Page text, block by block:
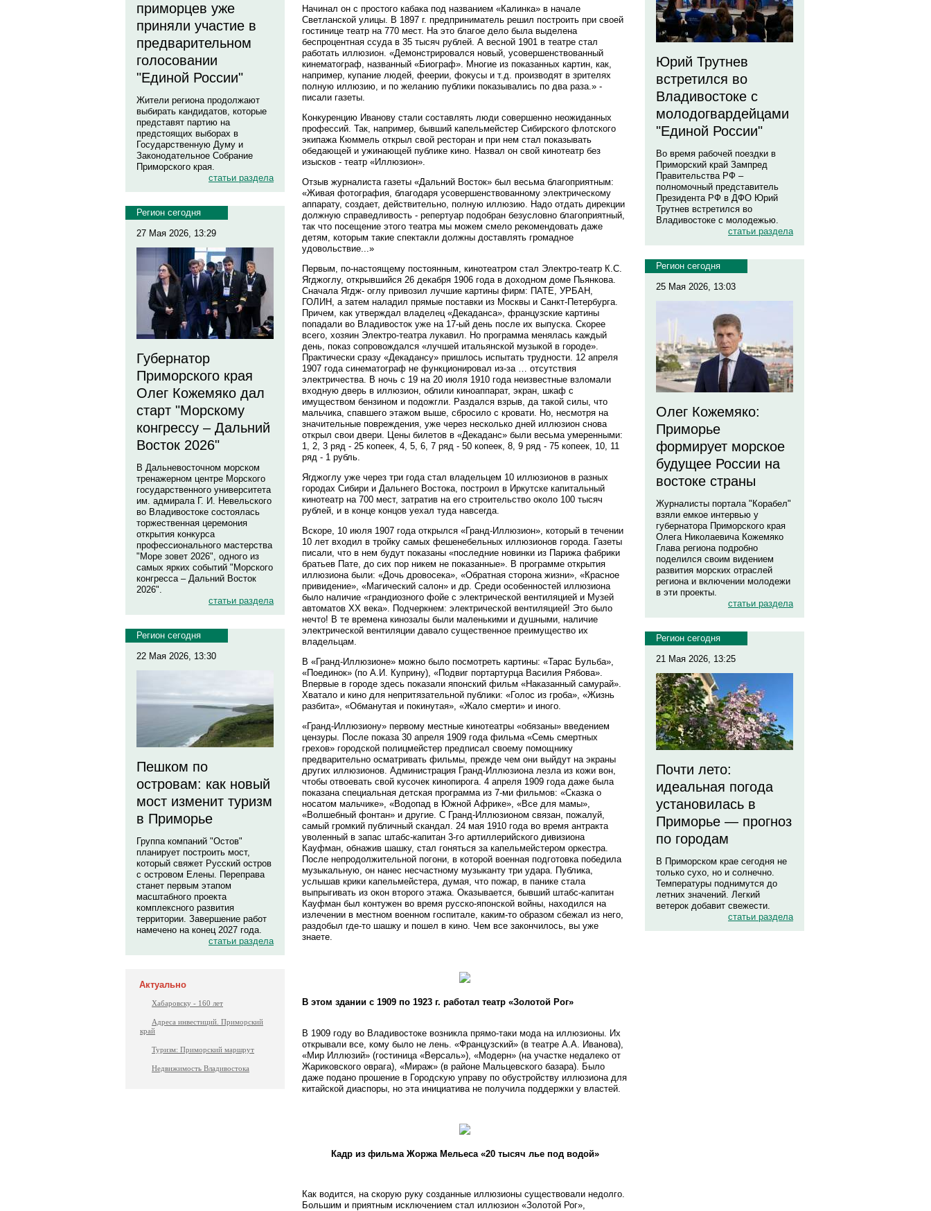
приморцев уже
приняли участие в
предварительном
голосовании
"Единой России"
Жители региона продолжают
выбирать кандидатов, которые
представят партию на
предстоящих выборах в
Государственную Думу и
Законодательное Собрание
Приморского края.
статьи раздела
Регион сегодня
27 Мая 2026, 13:29
Губернатор
Приморского края
Олег Кожемяко дал
старт "Морскому
конгрессу – Дальний
Восток 2026"
В Дальневосточном морском
тренажерном центре Морского
государственного университета
им. адмирала Г. И. Невельского
во Владивостоке состоялась
торжественная церемония
открытия конкурса
профессионального мастерства
"Море зовет 2026", одного из
самых ярких событий "Морского
конгресса – Дальний Восток
2026".
статьи раздела
Регион сегодня
22 Мая 2026, 13:30
Пешком по
островам: как новый
мост изменит туризм
в Приморье
Группа компаний "Остов"
планирует построить мост,
который свяжет Русский остров
с островом Елены. Переправа
станет первым этапом
масштабного проекта
комплексного развития
территории. Завершение работ
намечено на конец 2027 года.
статьи раздела
Актуально
Хабаровску - 160 лет
Адреса инвестиций. Приморский
край
Туризм: Приморский маршрут
Недвижимость Владивостока
Начинал он с простого кабака под названием «Калинка» в начале
Светланской улицы. В 1897 г. предприниматель решил построить при своей
гостинице театр на 770 мест. На это благое дело была выделена
беспроцентная ссуда в 35 тысяч рублей. А весной 1901 в театре стал
работать иллюзион. «Демонстрировался новый, усовершенствованный
кинематограф, названный «Биограф». Многие из показанных картин, как,
например, купание людей, феерии, фокусы и т.д. производят в зрителях
полную иллюзию, и по желанию публики показывались по два раза.» -
писали газеты.
Конкуренцию Иванову стали составлять люди совершенно неожиданных
профессий. Так, например, бывший капельмейстер Сибирского флотского
экипажа Кюммель открыл свой ресторан и при нем стал показывать
обедающей и ужинающей публике кино. Назвал он свой кинотеатр без
изысков - театр «Иллюзион».
Отзыв журналиста газеты «Дальний Восток» был весьма благоприятным:
«Живая фотография, благодаря усовершенствованному электрическому
аппарату, создает, действительно, полную иллюзию. Надо отдать дирекции
должную справедливость - репертуар подобран безусловно благоприятный,
так что посещение этого театра мы можем смело рекомендовать даже
детям, которым такие спектакли должны доставлять громадное
удовольствие...»
Первым, по-настоящему постоянным, кинотеатром стал Электро-театр К.С.
Ягджоглу, открывшийся 26 декабря 1906 года в доходном доме Пьянкова.
Сначала Ягдж- оглу привозил лучшие картины фирм: ПАТЕ, УРБАН,
ГОЛИН, а затем наладил прямые поставки из Москвы и Санкт-Петербурга.
Причем, как утверждал владелец «Декаданса», французские картины
попадали во Владивосток уже на 17-ый день после их выпуска. Скорее
всего, хозяин Электро-театра лукавил. Но программа менялась каждый
день, показ сопровождался «лучшей итальянской музыкой в городе».
Практически сразу «Декадансу» пришлось испытать трудности. 12 апреля
1907 года синематограф не функционировал из-за … отсутствия
электричества. В ночь с 19 на 20 июля 1910 года неизвестные взломали
входную дверь в иллюзион, облили киноаппарат, экран, шкаф с
имуществом бензином и подожгли. Раздался взрыв, да такой силы, что
мальчика, спавшего этажом выше, сбросило с кровати. Но, несмотря на
значительные повреждения, уже через несколько дней иллюзион снова
открыл свои двери. Цены билетов в «Декаданс» были весьма умеренными:
1, 2, 3 ряд - 25 копеек, 4, 5, 6, 7 ряд - 50 копеек, 8, 9 ряд - 75 копеек, 10, 11
ряд - 1 рубль.
Ягджоглу уже через три года стал владельцем 10 иллюзионов в разных
городах Сибири и Дальнего Востока, построил в Иркутске капитальный
кинотеатр на 700 мест, затратив на его строительство около 100 тысяч
рублей, и в конце концов уехал туда навсегда.
Вскоре, 10 июля 1907 года открылся «Гранд-Иллюзион», который в течении
10 лет входил в тройку самых фешенебельных иллюзионов города. Газеты
писали, что в нем будут показаны «последние новинки из Парижа фабрики
братьев Пате, до сих пор никем не показанные». В программе открытия
иллюзиона были: «Дочь дровосека», «Обратная сторона жизни», «Красное
привидение», «Магический салон» и др. Среди особенностей иллюзиона
было наличие «грандиозного фойе с электрической вентиляцией и Музей
автоматов XX века». Подчеркнем: электрической вентиляцией! Это было
нечто! В те времена кинозалы были маленькими и душными, наличие
электрической вентиляции давало существенное преимущество их
владельцам.
В «Гранд-Иллюзионе» можно было посмотреть картины: «Тарас Бульба»,
«Поединок» (по А.И. Куприну), «Подвиг портартурца Василия Рябова».
Впервые в городе здесь показали японский фильм «Наказанный самурай».
Хватало и кино для непритязательной публики: «Голос из гроба», «Жизнь
разбита», «Обманутая и покинутая», «Жало смерти» и иного.
«Гранд-Иллюзиону» первому местные кинотеатры «обязаны» введением
цензуры. После показа 30 апреля 1909 года фильма «Семь смертных
грехов» городской полицмейстер предписал своему помощнику
предварительно осматривать фильмы, прежде чем они выйдут на экраны
других иллюзионов. Администрация Гранд-Иллюзиона лезла из кожи вон,
чтобы отвоевать свой кусочек кинопирога. 4 апреля 1909 года даже была
показана специальная детская программа из 7-ми фильмов: «Сказка о
носатом мальчике», «Водопад в Южной Африке», «Все для мамы»,
«Волшебный фонтан» и другие. С Гранд-Иллюзионом связан, пожалуй,
самый громкий публичный скандал. 24 мая 1910 года во время антракта
уволенный в запас штабс-капитан 3-го артиллерийского дивизиона
Кауфман, обнажив шашку, стал гоняться за капельмейстером оркестра.
После непродолжительной погони, в которой военная подготовка победила
музыкальную, он нанес несчастному музыканту три удара. Публика,
услышав крики капельмейстера, думая, что пожар, в панике стала
выпрыгивать из окон второго этажа. Оказывается, бывший штабс-капитан
Кауфман был контужен во время русско-японской войны, находился на
излечении в местном военном госпитале, каким-то образом сбежал из него,
раздобыл где-то шашку и пошел в кино. Чем все закончилось, вы уже
знаете.
В этом здании с 1909 по 1923 г. работал театр «Золотой Рог»
В 1909 году во Владивостоке возникла прямо-таки мода на иллюзионы. Их
открывали все, кому было не лень. «Французский» (в театре А.А. Иванова),
«Мир Иллюзий» (гостиница «Версаль»), «Модерн» (на участке недалеко от
Жариковского оврага), «Мираж» (в районе Мальцевского базара). Было
даже подано прошение в Городскую управу по обустройству иллюзиона для
китайской диаспоры, но эта инициатива не получила поддержки у властей.
Кадр из фильма Жоржа Мельеса «20 тысяч лье под водой»
Как водится, на скорую руку созданные иллюзионы существовали недолго.
Большим и приятным исключением стал иллюзион «Золотой Рог»,
Юрий Трутнев
встретился во
Владивостоке с
молодогвардейцами
"Единой России"
Во время рабочей поездки в
Приморский край Зампред
Правительства РФ –
полномочный представитель
Президента РФ в ДФО Юрий
Трутнев встретился во
Владивостоке с молодежью.
статьи раздела
Регион сегодня
25 Мая 2026, 13:03
Олег Кожемяко:
Приморье
формирует морское
будущее России на
востоке страны
Журналисты портала "Корабел"
взяли емкое интервью у
губернатора Приморского края
Олега Николаевича Кожемяко
Глава региона подробно
поделился своим видением
развития морских отраслей
региона и включении молодежи
в эти проекты.
статьи раздела
Регион сегодня
21 Мая 2026, 13:25
Почти лето:
идеальная погода
установилась в
Приморье — прогноз
по городам
В Приморском крае сегодня не
только сухо, но и солнечно.
Температуры поднимутся до
летних значений. Легкий
ветерок добавит свежести.
статьи раздела